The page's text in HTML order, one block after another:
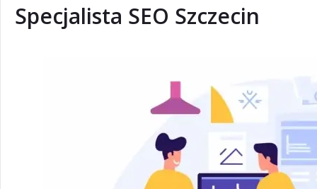
Specjalista SEO Szczecin